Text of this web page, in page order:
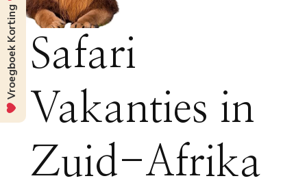
Safari
Vakanties in
Zuid-Afrika
Vroegboek Korting